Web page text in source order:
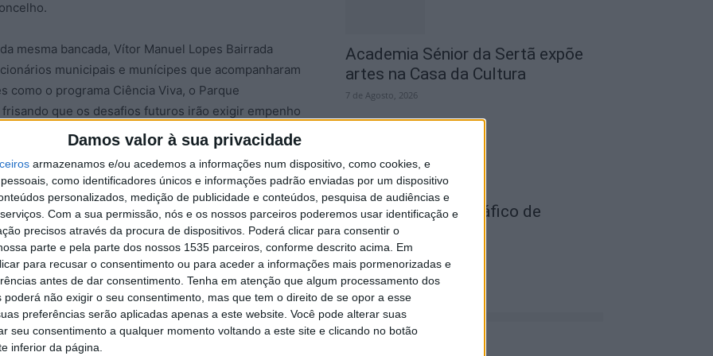
Damos valor à sua privacidade
armazenamos e/ou acedemos a informações num dispositivo, como cookies, e
como identificadores únicos e informações padrão enviadas por um dispositivo
personalizados, medição de publicidade e conteúdos, pesquisa de audiências e
Com a sua permissão, nós e os nossos parceiros poderemos usar identificação e
precisos através da procura de dispositivos. Poderá clicar para consentir o
parte e pela parte dos nossos 1535 parceiros, conforme descrito acima. Em
para recusar o consentimento ou para aceder a informações mais pormenorizadas e
antes de dar consentimento. Tenha em atenção que algum processamento dos
poderá não exigir o seu consentimento, mas que tem o direito de se opor a esse
preferências serão aplicadas apenas a este website. Você pode alterar suas
seu consentimento a qualquer momento voltando a este site e clicando no botão
inferior da página.
mesma bancada, Vítor Manuel Lopes Bairrada
municipais e munícipes que acompanharam
como o programa Ciência Viva, o Parque
que os desafios futuros irão exigir empenho
enalteceu “o espírito democrático vivido nesta
especial a Américo Março e Vítor Bairrada
às gerações mais jovens.
Municipal, destacou, por sua vez, o empenho
independentemente das cores políticas,
agora se despedem após vários anos de
Academia Sénior da Sertã expõe
artes na Casa da Cultura
7 de Agosto, 2026
Dois detidos por tráfico de
estupefaciente
7 de Agosto, 2026